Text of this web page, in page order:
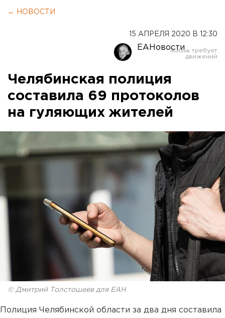
← НОВОСТИ
15 АПРЕЛЯ 2020 В 12:30
ЕАНовости
Челябинская полиция
составила 69 протоколов
на гуляющих жителей
© Дмитрий Толстошеев для ЕАН
Полиция Челябинской области за два дня составила